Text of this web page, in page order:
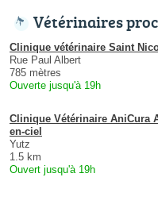
Vétérinaires
Clinique vétérinaire Saint
Rue Paul Albert
785 mètres
Ouverte jusqu'à 19h
Clinique Vétérinaire AniCura
en-ciel
Yutz
1.5 km
Ouvert jusqu'à 19h